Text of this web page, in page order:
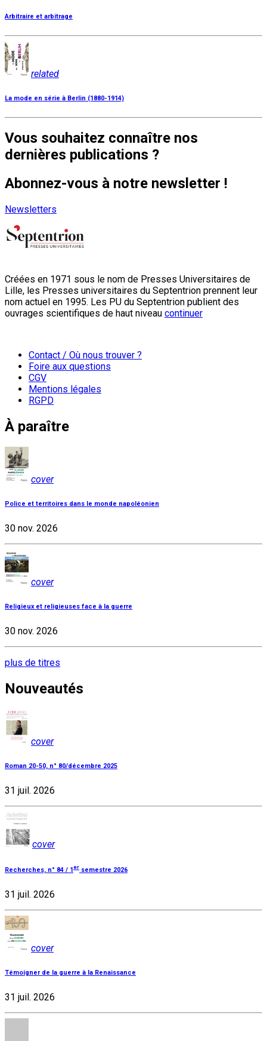
Arbitraire et arbitrage
related
La mode en série à Berlin (1880-1914)
Vous souhaitez connaître nos
dernières publications ?
Abonnez-vous à notre newsletter !
Newsletters
Créées en 1971 sous le nom de Presses Universitaires de
Lille, les Presses universitaires du Septentrion prennent leur
nom actuel en 1995. Les PU du Septentrion publient des
ouvrages scientifiques de haut niveau continuer
Contact / Où nous trouver ?
Foire aux questions
CGV
Mentions légales
RGPD
À paraître
cover
Police et territoires dans le monde napoléonien
30 nov. 2026
cover
Religieux et religieuses face à la guerre
30 nov. 2026
plus de titres
Nouveautés
cover
Roman 20-50, n° 80/décembre 2025
31 juil. 2026
cover
Recherches, n° 84 / 1 er semestre 2026
31 juil. 2026
cover
Témoigner de la guerre à la Renaissance
31 juil. 2026